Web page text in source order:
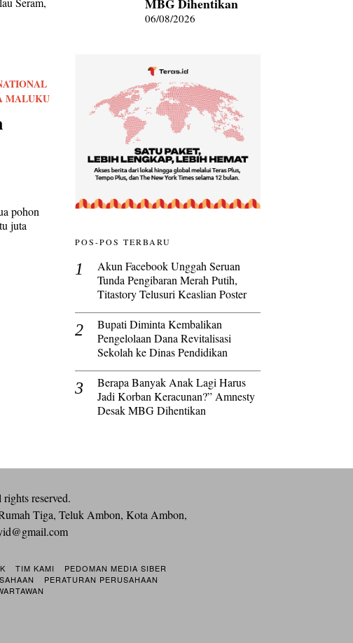
MALUKU
pohon
juta
06/08/2026
POS-POS TERBARU
Akun Facebook Unggah Seruan
Tunda Pengibaran Merah Putih,
Titastory Telusuri Keaslian Poster
Bupati Diminta Kembalikan
Pengelolaan Dana Revitalisasi
Sekolah ke Dinas Pendidikan
Berapa Banyak Anak Lagi Harus
Jadi Korban Keracunan?” Amnesty
Desak MBG Dihentikan
reserved.
Tiga, Teluk Ambon, Kota Ambon,
TIM KAMI
PEDOMAN MEDIA SIBER
PERATURAN PERUSAHAAN